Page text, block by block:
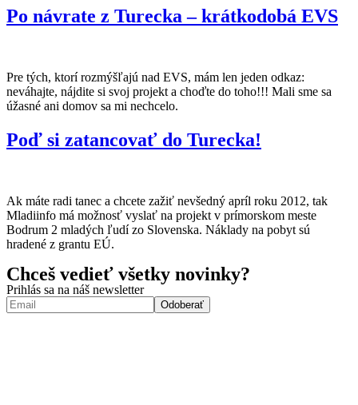
Po návrate z Turecka – krátkodobá EVS
Pre tých, ktorí rozmýšľajú nad EVS, mám len jeden odkaz:
neváhajte, nájdite si svoj projekt a choďte do toho!!! Mali sme sa
úžasné ani domov sa mi nechcelo.
Poď si zatancovať do Turecka!
Ak máte radi tanec a chcete zažiť nevšedný apríl roku 2012, tak
Mladiinfo má možnosť vyslať na projekt v prímorskom meste
Bodrum 2 mladých ľudí zo Slovenska. Náklady na pobyt sú
hradené z grantu EÚ.
Chceš vedieť všetky novinky?
Prihlás sa na náš newsletter